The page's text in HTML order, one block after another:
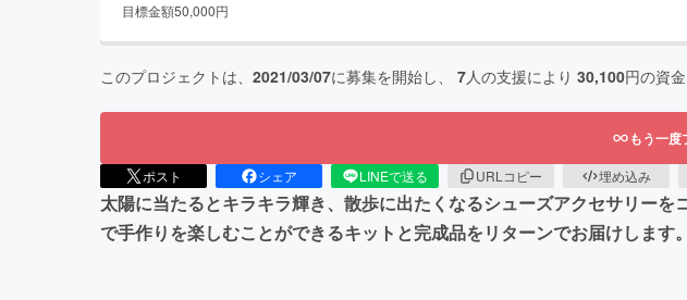
目標金額50,000円
このプロジェクトは、 2021/03/07に募集を開始し、 7人の支援により 30,100円の資
もう一
ポスト シェア LINEで送る URLコピー 埋め込み
太陽に当たるとキラキラ輝き、散歩に出たくなるシューズアクセサリー
で手作りを楽しむことができるキットと完成品をリターンでお届けします。